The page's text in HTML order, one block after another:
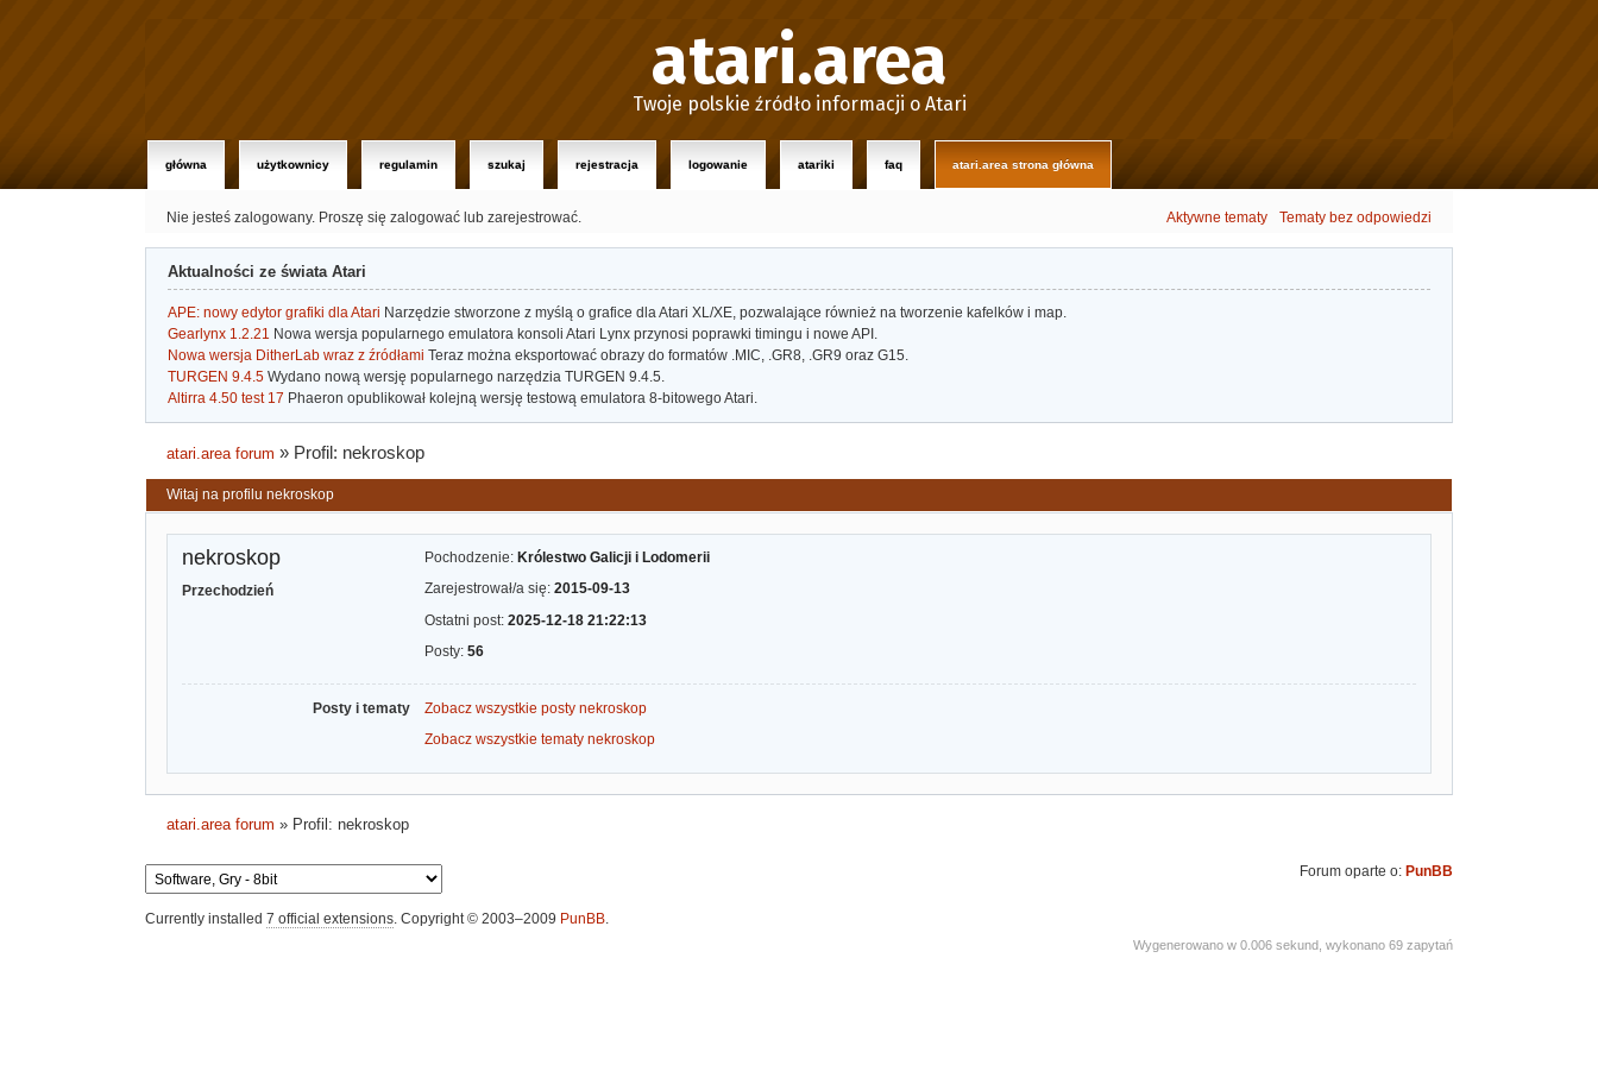
atari.area
Twoje polskie źródło informacji o Atari
główna użytkownicy regulamin szukaj rejestracja logowanie atariki faq atari.area strona główna
Nie jesteś zalogowany. Proszę się zalogować lub zarejestrować. Aktywne tematy Tematy bez odpowiedzi
Aktualności ze świata Atari
APE: nowy edytor grafiki dla Atari Narzędzie stworzone z myślą o grafice dla Atari XL/XE, pozwalające również na tworzenie kafelków i map.
Gearlynx 1.2.21 Nowa wersja popularnego emulatora konsoli Atari Lynx przynosi poprawki timingu i nowe API.
Nowa wersja DitherLab wraz z źródłami Teraz można eksportować obrazy do formatów .MIC, .GR8, .GR9 oraz G15.
TURGEN 9.4.5 Wydano nową wersję popularnego narzędzia TURGEN 9.4.5.
Altirra 4.50 test 17 Phaeron opublikował kolejną wersję testową emulatora 8-bitowego Atari.
atari.area forum » Profil: nekroskop
Witaj na profilu nekroskop
nekroskop
Przechodzień
Pochodzenie: Królestwo Galicji i Lodomerii
Zarejestrował/a się: 2015-09-13
Ostatni post: 2025-12-18 21:22:13
Posty: 56
Posty i tematy
Zobacz wszystkie posty nekroskop
Zobacz wszystkie tematy nekroskop
atari.area forum » Profil: nekroskop
Forum oparte o: PunBB
Currently installed 7 official extensions. Copyright © 2003–2009 PunBB.
Wygenerowano w 0.006 sekund, wykonano 69 zapytań